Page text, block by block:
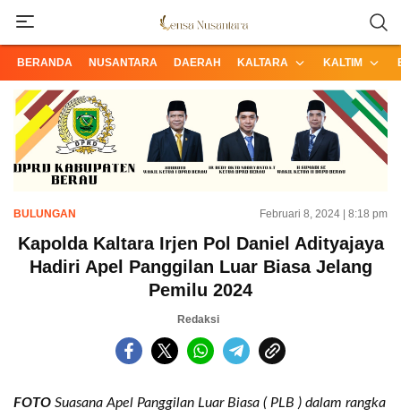
Lensa Nusantara
Informasi Terpercaya dari Nusantara
BERANDA NUSANTARA DAERAH KALTARA KALTIM
BULUNGAN Februari 8, 2024 | 8:18 pm
Kapolda Kaltara Irjen Pol Daniel Adityajaya
Hadiri Apel Panggilan Luar Biasa Jelang
Pemilu 2024
Redaksi
FOTO Suasana Apel Panggilan Luar Biasa ( PLB ) dalam rangka